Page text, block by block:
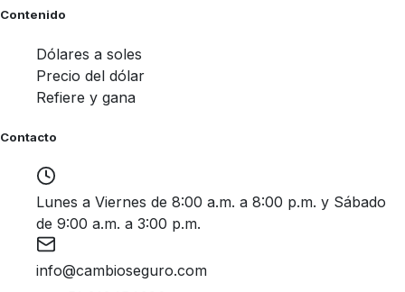
Contenido
Dólares a soles
Precio del dólar
Refiere y gana
Contacto
Lunes a Viernes de 8:00 a.m. a 8:00 p.m. y Sábado
de 9:00 a.m. a 3:00 p.m.
info@cambioseguro.com